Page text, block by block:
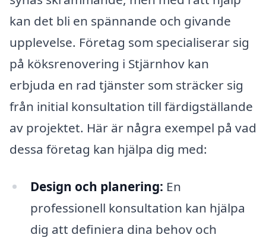
kan det bli en spännande och givande
upplevelse. Företag som specialiserar sig
på köksrenovering i Stjärnhov kan
erbjuda en rad tjänster som sträcker sig
från initial konsultation till färdigställande
av projektet. Här är några exempel på vad
dessa företag kan hjälpa dig med:
Design och planering: En
professionell konsultation kan hjälpa
dig att definiera dina behov och